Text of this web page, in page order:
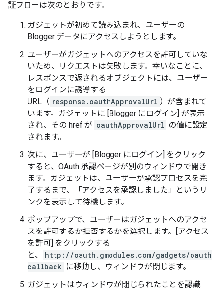
証フローは次のとおりです。
ガジェットが初めて読み込まれ、ユーザーの
Blogger データにアクセスしようとします。
ユーザーがガジェットへのアクセスを許可していな
いため、リクエストは失敗します。幸いなことに、
レスポンスで返されるオブジェクトには、ユーザー
をログインに誘導する
URL（ response.oauthApprovalUrl ）が含まれて
います。ガジェットに [Blogger にログイン] が表示
され、その href が oauthApprovalUrl の値に設定
されます。
次に、ユーザーが [Blogger にログイン] をクリック
すると、OAuth 承認ページが別のウィンドウで開き
ます。ガジェットは、ユーザーが承認プロセスを完
了するまで、「アクセスを承認しました」というリ
ンクを表示して待機します。
ポップアップで、ユーザーはガジェットへのアクセ
スを許可するか拒否するかを選択します。[アクセス
を許可] をクリックする
と、
http://oauth.gmodules.com/gadgets/oauth
callback に移動し、ウィンドウが閉じます。
ガジェットはウィンドウが閉じられたことを認識